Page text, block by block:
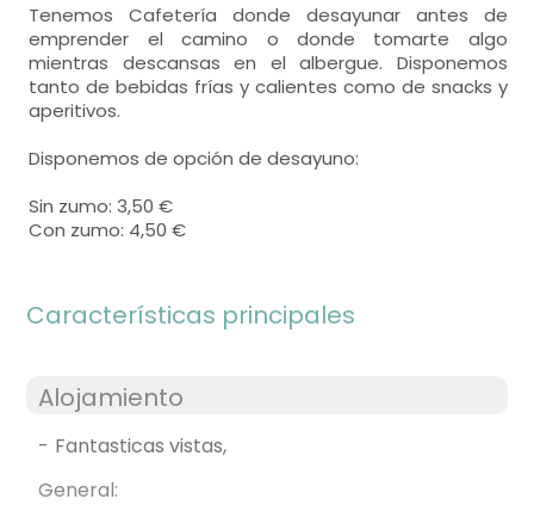
Tenemos Cafetería donde desayunar antes de
emprender el camino o donde tomarte algo
mientras descansas en el albergue. Disponemos
tanto de bebidas frías y calientes como de snacks y
aperitivos.
Disponemos de opción de desayuno:
Sin zumo: 3,50 €
Con zumo: 4,50 €
Características principales
Alojamiento
-
fantasticas vistas,
General: